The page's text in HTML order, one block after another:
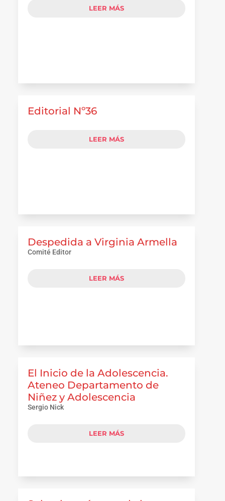
LEER MÁS
Editorial Nº36
LEER MÁS
Despedida a Virginia Armella
Comité Editor
LEER MÁS
El Inicio de la Adolescencia.
Ateneo Departamento de
Niñez y Adolescencia
Sergio Nick
LEER MÁS